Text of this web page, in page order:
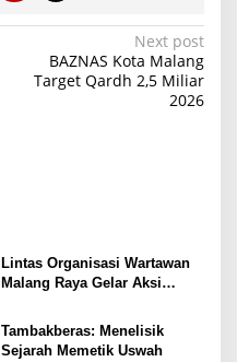
Next post
BAZNAS Kota Malang
Target Qardh 2,5 Miliar
2026
Lintas Organisasi Wartawan
Malang Raya Gelar Aksi
Ireng”
Tambakberas: Menelisik
Sejarah Memetik Uswah